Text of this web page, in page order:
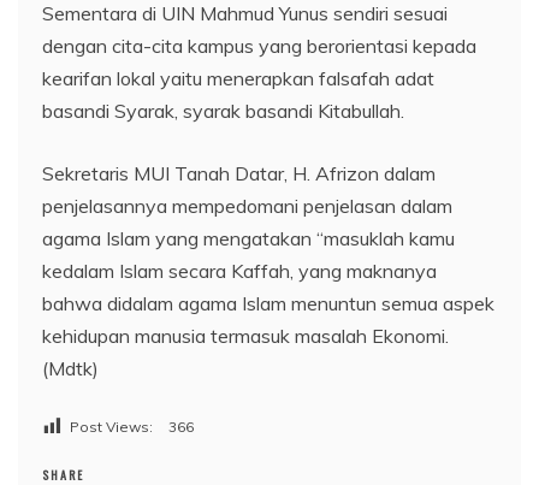
Sementara di UIN Mahmud Yunus sendiri sesuai
dengan cita-cita kampus yang berorientasi kepada
kearifan lokal yaitu menerapkan falsafah adat
basandi Syarak, syarak basandi Kitabullah.
Sekretaris MUI Tanah Datar, H. Afrizon dalam
penjelasannya mempedomani penjelasan dalam
agama Islam yang mengatakan “masuklah kamu
kedalam Islam secara Kaffah, yang maknanya
bahwa didalam agama Islam menuntun semua aspek
kehidupan manusia termasuk masalah Ekonomi.
(Mdtk)
Post Views: 366
SHARE